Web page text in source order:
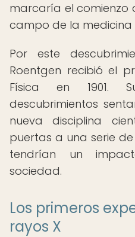
marcaría el comienzo
campo de la
Por este
Roentgen recibió el
Física en 1901.
descubrimientos
nueva disciplina
puertas a una serie
tendrían un
sociedad.
Los primeros
rayos X